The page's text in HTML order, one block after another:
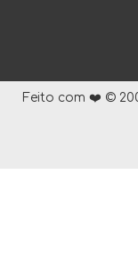
Feito com ❤️ ©